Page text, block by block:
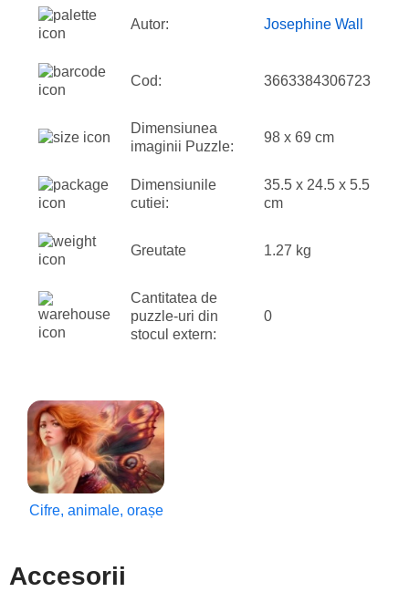
Autor: Josephine Wall
Cod: 3663384306723
Dimensiunea
imaginii Puzzle:
98 x 69 cm
Dimensiunile
cutiei:
35.5 x 24.5 x 5.5
cm
Greutate 1.27 kg
Cantitatea de
puzzle-uri din
stocul extern:
0
Cifre, animale, orașe
Accesorii